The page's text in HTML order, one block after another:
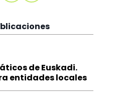
de Euskadi.
entidades locales